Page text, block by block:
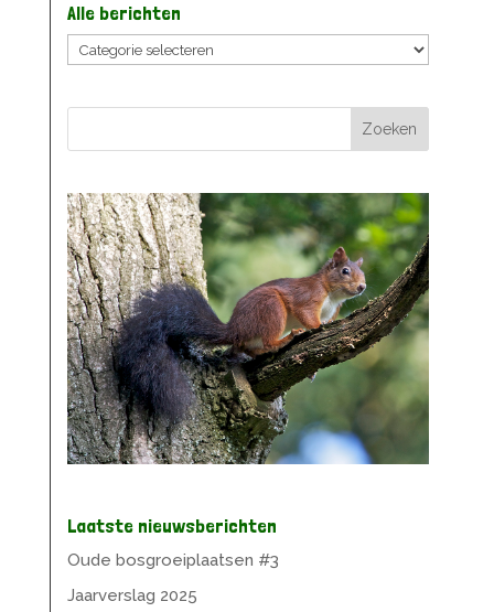
Alle berichten
Alle
Laatste nieuwsberichten
Oude bosgroeiplaatsen #3
Jaarverslag 2025